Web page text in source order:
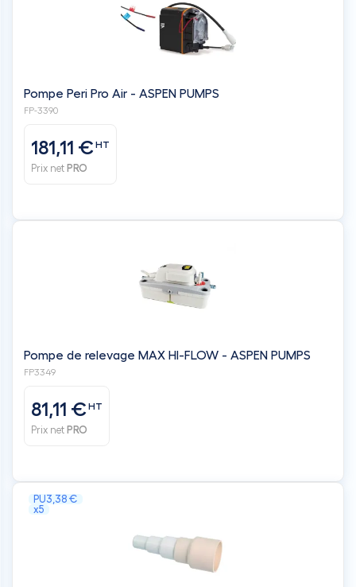
Pompe Peri Pro Air - ASPEN PUMPS
FP-3390
181,11 €HT
Prix net PRO
Pompe de relevage MAX HI-FLOW - ASPEN PUMPS
FP3349
81,11 €HT
Prix net PRO
PU3,38 €
x5